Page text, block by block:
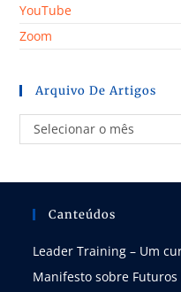
YouTube
Zoom
Arquivo De Artigos
Selecionar o mês
Canteúdos
Leader Training – Um
Manifesto sobre Futuros